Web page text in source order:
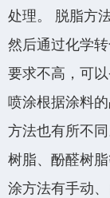
处理。 脱脂方
然后通过化学
要求不高，可以
喷涂根据涂料
方法也有所不
树脂、酚醛树
涂方法有手动